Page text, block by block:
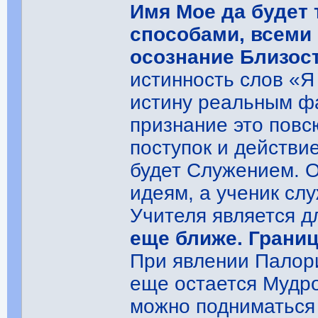
Имя Мое да будет
способами,
осознание
истинность слов
истину реальным
признание это
поступок и
будет Служением.
идеям, а ученик
Учителя является
еще ближе.
При явлении
еще остается
можно